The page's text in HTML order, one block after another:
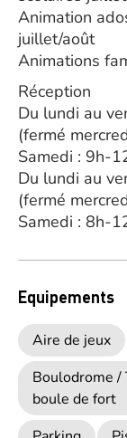
Animation
juillet/août
Animations
Réception
Du lundi au
(fermé
Samedi : 9h-
Du lundi au
(fermé
Samedi : 8h-
Equipements
Aire de jeux
Boulodrome /
boule de fort